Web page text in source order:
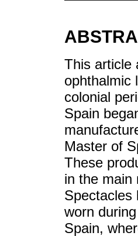
This article
ophthalmic
colonial
Spain
Master of
These
in the main
Spectacles
worn
Spain,